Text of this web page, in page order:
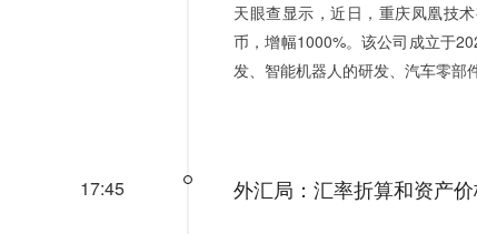
天眼查显示，近日，重庆凤凰技
币，增幅1000%。该公司成立于
发、智能机器人的研发、汽车零部
17:45 外汇局：汇率折算和资产